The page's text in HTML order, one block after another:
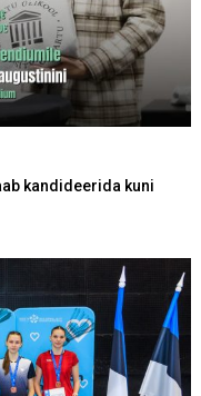
kandideerida kuni